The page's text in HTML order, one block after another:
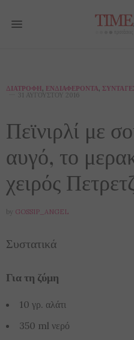
ΔΙΑΤΡΟΦΉ, ΕΝΔΙΑΦΈΡΟΝΤΑ,
31 ΑΥΓΟΎΣΤΟΥ 2016
Πεϊνιρλί με
αυγό, το
χειρός
by GOSSIP_ANGEL
Συστατικά
Για τη ζύμη
10 γρ. αλάτι
350 ml νερό